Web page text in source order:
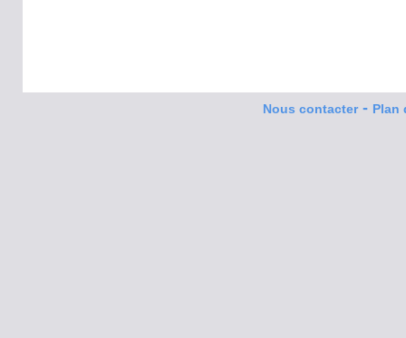
Nous contacter- Plan